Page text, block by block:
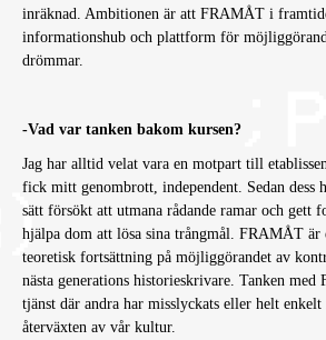
inräknad. Ambitionen är att FRAMÅT i
informationshub och plattform för
drömmar.
-Vad var tanken bakom kursen?
Jag har alltid velat vara en motpart till
fick mitt genombrott, independent. Sedan dess
sätt försökt att utmana rådande ramar och gett
hjälpa dom att lösa sina trångmål. FRAMÅT
teoretisk fortsättning på möjliggörandet av
nästa generations historieskrivare. Tanken
tjänst där andra har misslyckats eller helt
återväxten av vår kultur.